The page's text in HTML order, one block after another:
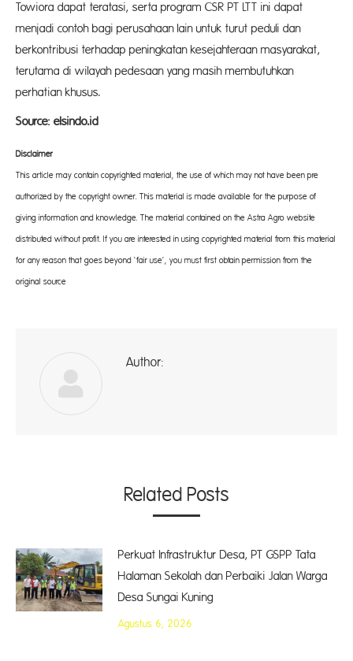
Towiora dapat teratasi, serta program CSR PT LTT ini dapat
menjadi contoh bagi perusahaan lain untuk turut peduli dan
berkontribusi terhadap peningkatan kesejahteraan masyarakat,
terutama di wilayah pedesaan yang masih membutuhkan
perhatian khusus.
Source: elsindo.id
Disclaimer
This article may contain copyrighted material, the use of which may not have been pre-
authorized by the copyright owner. This material is made available for the purpose of
giving information and knowledge. The material contained on the Astra Agro website
distributed without profit. If you are interested in using copyrighted material from this material
for any reason that goes beyond ‘fair use’, you must first obtain permission from the
original source
Author:
Related Posts
Perkuat Infrastruktur Desa, PT GSPP Tata
Halaman Sekolah dan Perbaiki Jalan Warga
Desa Sungai Kuning
Agustus 6, 2026